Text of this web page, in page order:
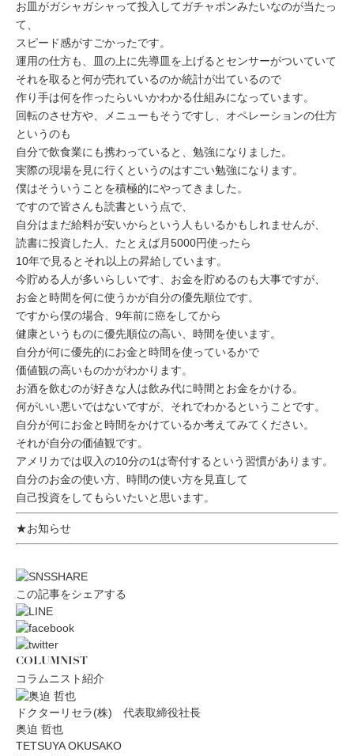
お皿がガシャガシャって投入してガチャポンみたいなのが当たっ
て、
スピード感がすごかったです。
運用の仕方も、皿の上に先導皿を上げるとセンサーがついていて
それを取ると何が売れているのか統計が出ているので
作り手は何を作ったらいいかわかる仕組みになっています。
回転のさせ方や、メニューもそうですし、オペレーションの仕方
というのも
自分で飲食業にも携わっていると、勉強になりました。
実際の現場を見に行くというのはすごい勉強になります。
僕はそういうことを積極的にやってきました。
ですので皆さんも読書という点で、
自分はまだ給料が安いからという人もいるかもしれませんが、
読書に投資した人、たとえば月5000円使ったら
10年で見るとそれ以上の昇給しています。
今貯める人が多いらしいです、お金を貯めるのも大事ですが、
お金と時間を何に使うかが自分の優先順位です。
ですから僕の場合、9年前に癌をしてから
健康というものに優先順位の高い、時間を使います。
自分が何に優先的にお金と時間を使っているかで
価値観の高いものかがわかります。
お酒を飲むのが好きな人は飲み代に時間とお金をかける。
何がいい悪いではないですが、それでわかるということです。
自分が何にお金と時間をかけているか考えてみてください。
それが自分の価値観です。
アメリカでは収入の10分の1は寄付するという習慣があります。
自分のお金の使い方、時間の使い方を見直して
自己投資をしてもらいたいと思います。
★お知らせ
この記事をシェアする
COLUMNIST
コラムニスト紹介
ドクターリセラ(株) 代表取締役社長
奥迫 哲也
TETSUYA OKUSAKO